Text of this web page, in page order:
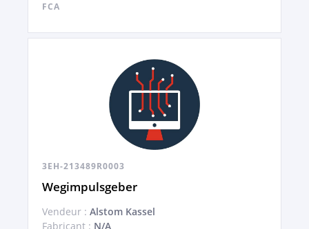
FCA
3EH-213489R0003
Wegimpulsgeber
Vendeur : Alstom Kassel
Fabricant : N/A